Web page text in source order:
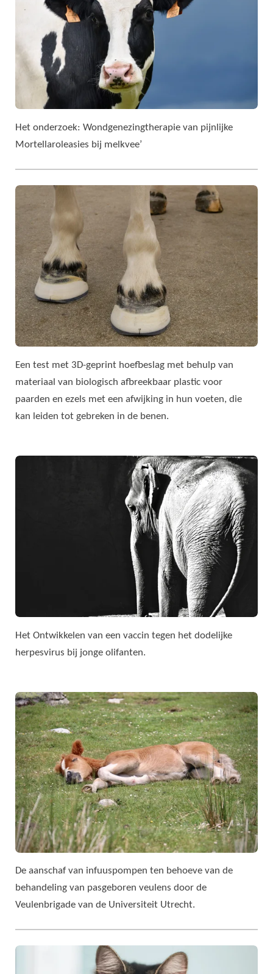
Het onderzoek: Wondgenezingtherapie van pijnlijke
Mortellaroleasies bij melkvee’
Een test met 3D-geprint hoefbeslag met behulp van
materiaal van biologisch afbreekbaar plastic voor
paarden en ezels met een afwijking in hun voeten, die
kan leiden tot gebreken in de benen.
Het Ontwikkelen van een vaccin tegen het dodelijke
herpesvirus bij jonge olifanten.
De aanschaf van infuuspompen ten behoeve van de
behandeling van pasgeboren veulens door de
Veulenbrigade van de Universiteit Utrecht.